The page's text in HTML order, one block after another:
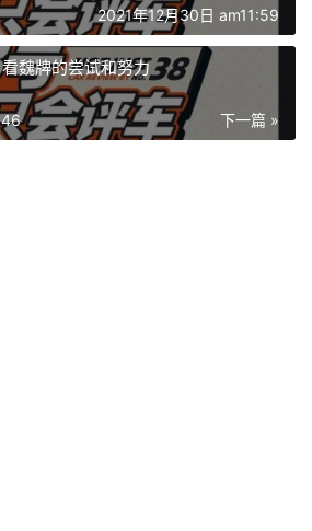
2021年12月30日 am11:59
魏牌的尝试和努力
下一篇 »